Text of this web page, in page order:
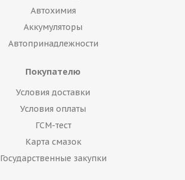
Автохимия
Аккумуляторы
Автопринадлежности
Покупателю
Условия доставки
Условия оплаты
ГСМ-тест
Карта смазок
Государственные закупки